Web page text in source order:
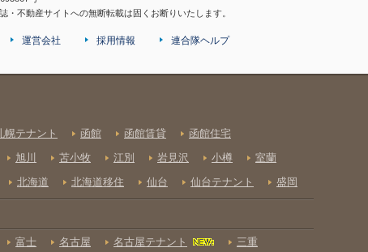
不動産サイトへの無断転載は固くお断りいたします。
運営会社 採用情報 連合隊ヘルプ